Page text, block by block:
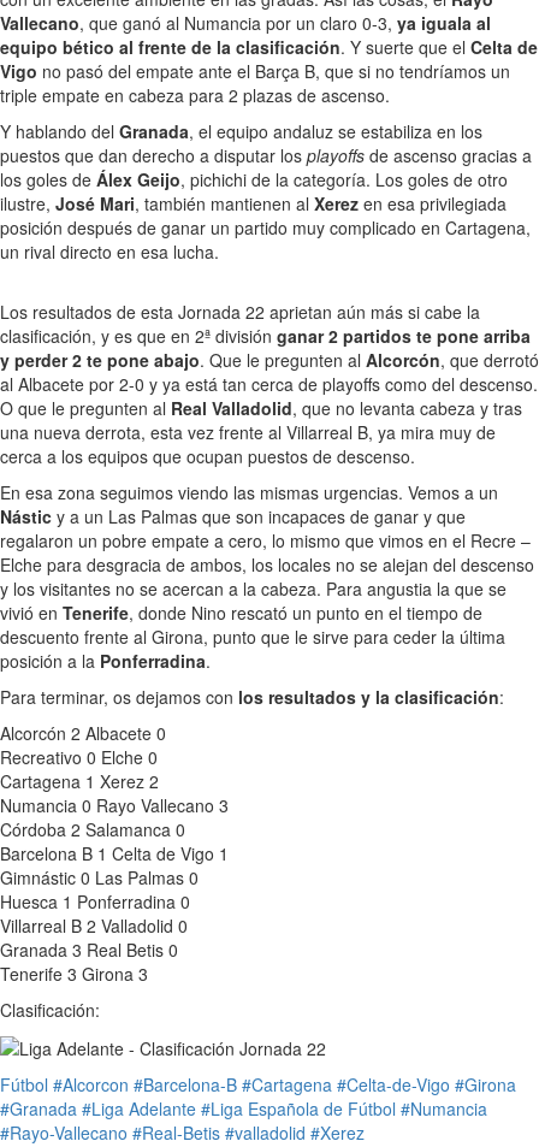
Vallecano, que ganó al Numancia por un claro 0-3, ya iguala al
equipo bético al frente de la clasificación. Y suerte que el Celta de
Vigo no pasó del empate ante el Barça B, que si no tendríamos un
triple empate en cabeza para 2 plazas de ascenso.
Y hablando del Granada, el equipo andaluz se estabiliza en los
puestos que dan derecho a disputar los playoffs de ascenso gracias a
los goles de Álex Geijo, pichichi de la categoría. Los goles de otro
ilustre, José Mari, también mantienen al Xerez en esa privilegiada
posición después de ganar un partido muy complicado en Cartagena,
un rival directo en esa lucha.
Los resultados de esta Jornada 22 aprietan aún más si cabe la
clasificación, y es que en 2ª división ganar 2 partidos te pone arriba
y perder 2 te pone abajo. Que le pregunten al Alcorcón, que derrotó
al Albacete por 2-0 y ya está tan cerca de playoffs como del descenso.
O que le pregunten al Real Valladolid, que no levanta cabeza y tras
una nueva derrota, esta vez frente al Villarreal B, ya mira muy de
cerca a los equipos que ocupan puestos de descenso.
En esa zona seguimos viendo las mismas urgencias. Vemos a un
Nástic y a un Las Palmas que son incapaces de ganar y que
regalaron un pobre empate a cero, lo mismo que vimos en el Recre –
Elche para desgracia de ambos, los locales no se alejan del descenso
y los visitantes no se acercan a la cabeza. Para angustia la que se
vivió en Tenerife, donde Nino rescató un punto en el tiempo de
descuento frente al Girona, punto que le sirve para ceder la última
posición a la Ponferradina.
Para terminar, os dejamos con los resultados y la clasificación:
Alcorcón 2 Albacete 0
Recreativo 0 Elche 0
Cartagena 1 Xerez 2
Numancia 0 Rayo Vallecano 3
Córdoba 2 Salamanca 0
Barcelona B 1 Celta de Vigo 1
Gimnástic 0 Las Palmas 0
Huesca 1 Ponferradina 0
Villarreal B 2 Valladolid 0
Granada 3 Real Betis 0
Tenerife 3 Girona 3
Clasificación:
Fútbol #Alcorcon #Barcelona-B #Cartagena #Celta-de-Vigo #Girona
#Granada #Liga Adelante #Liga Española de Fútbol #Numancia
#Rayo-Vallecano #Real-Betis #valladolid #Xerez